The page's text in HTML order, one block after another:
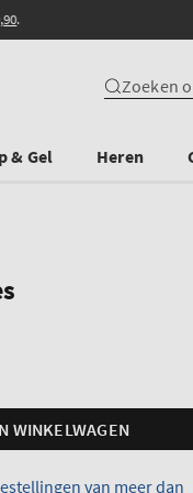
.
& Gel Heren
Zoeken op onze site
WINKELWAGEN
van meer dan